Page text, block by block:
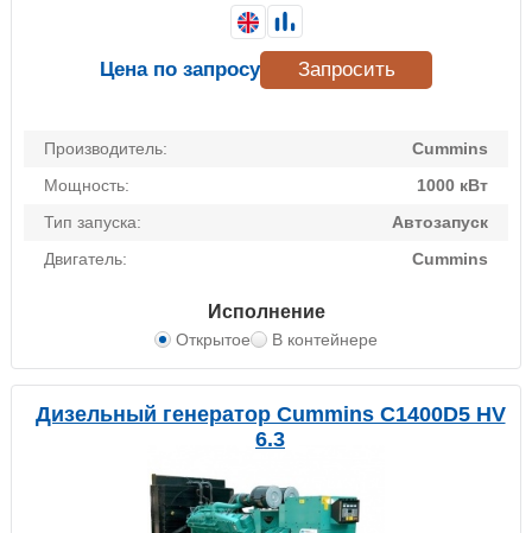
Производитель:
Cummins
Мощность:
1000 кВт
Тип запуска:
Автозапуск
Двигатель:
Cummins
Исполнение
Открытое В контейнере
Цена по запросу Запросить
Дизельный генератор Cummins C1400D5 HV
6.3